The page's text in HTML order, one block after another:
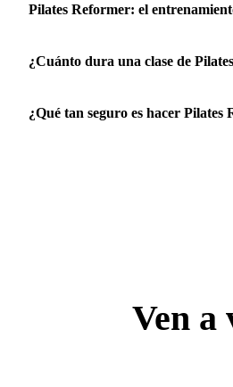
Pilates Reformer: el
¿Cuánto dura una clase de
¿Qué tan seguro es hacer Pilates
Ven a